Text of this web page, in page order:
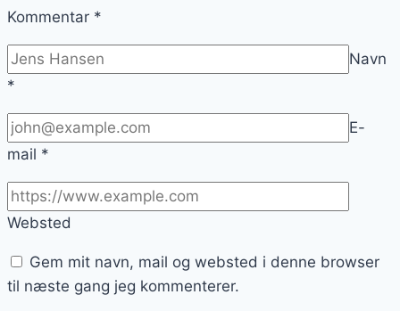
Kommentar *
Navn
*
E-
mail *
Websted
Gem mit navn, mail og websted i denne browser
til næste gang jeg kommenterer.